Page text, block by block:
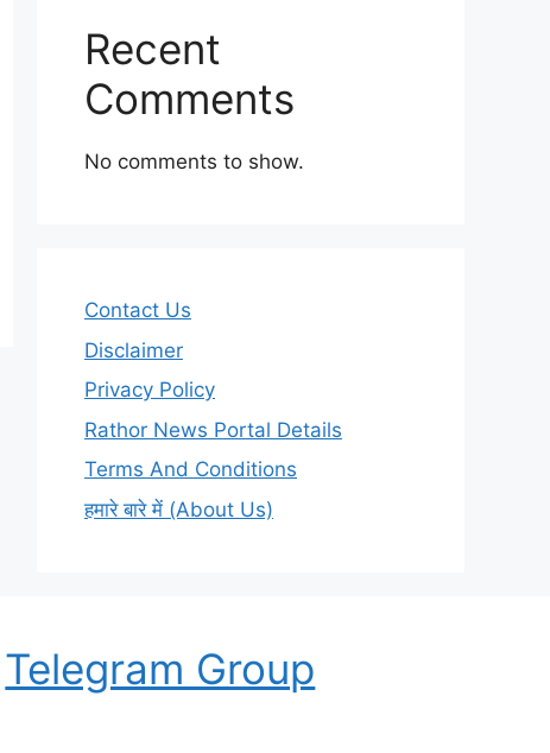
Recent
Comments
No comments to show.
Contact Us
Disclaimer
Privacy Policy
Rathor News Portal Details
Terms And Conditions
हमारे बारे में (About Us)
Telegram Group